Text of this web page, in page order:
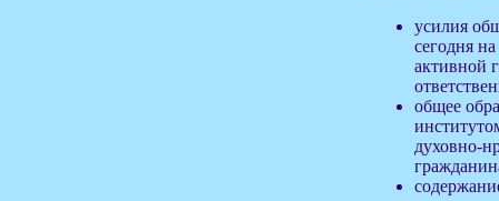
усилия
сегодня
активной
общее
духовно-